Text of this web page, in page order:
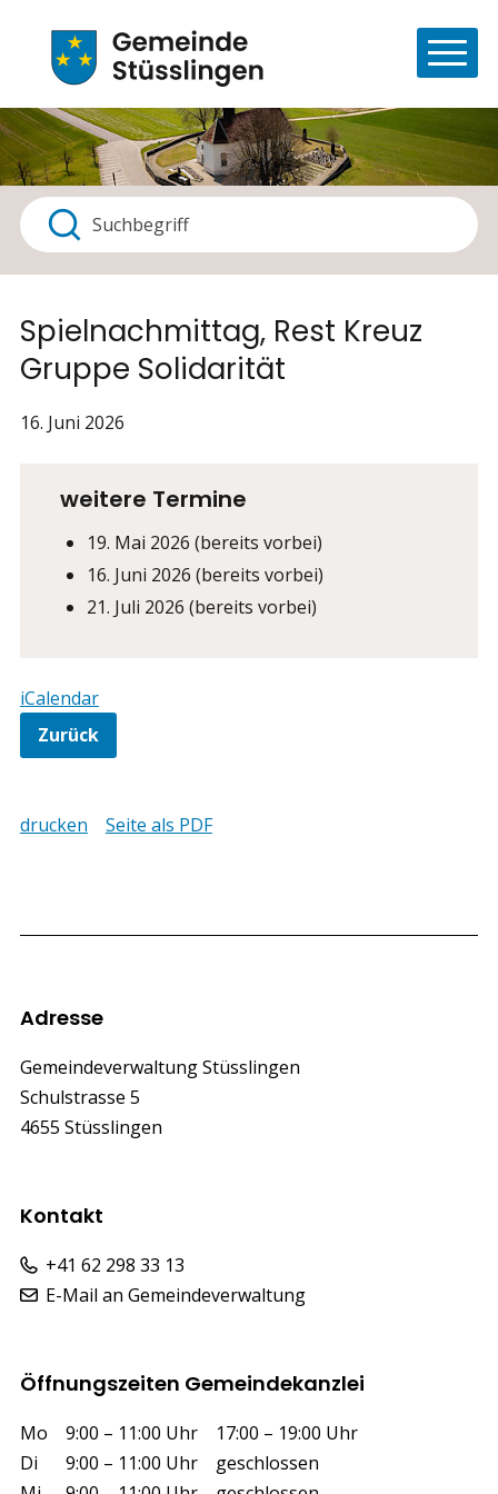
Suchbegriff
Suche starten
Spielnachmittag, Rest Kreuz
Gruppe Solidarität
16. Juni 2026
weitere Termine
19. Mai 2026 (bereits vorbei)
16. Juni 2026 (bereits vorbei)
21. Juli 2026 (bereits vorbei)
iCalendar
Zurück
drucken Seite als PDF
Footer
Adresse
Gemeindeverwaltung Stüsslingen
Schulstrasse 5
4655 Stüsslingen
Kontakt
+41 62 298 33 13
E-Mail an Gemeindeverwaltung
Öffnungszeiten Gemeindekanzlei
Wochentag Vormittag Nachmittag
Mo 9:00 – 11:00 Uhr
17:00 – 19:00 Uhr
Di
9:00 – 11:00 Uhr
geschlossen